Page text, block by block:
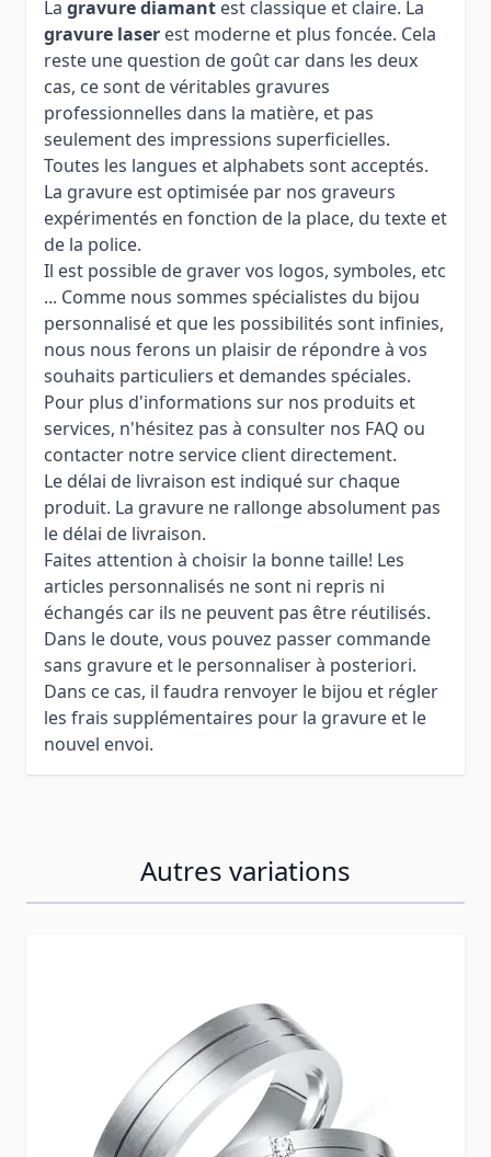
La gravure diamant est classique et claire. La
gravure laser est moderne et plus foncée. Cela
reste une question de goût car dans les deux
cas, ce sont de véritables gravures
professionnelles dans la matière, et pas
seulement des impressions superficielles.
Toutes les langues et alphabets sont acceptés.
La gravure est optimisée par nos graveurs
expérimentés en fonction de la place, du texte et
de la police.
Il est possible de graver vos logos, symboles, etc
... Comme nous sommes spécialistes du bijou
personnalisé et que les possibilités sont infinies,
nous nous ferons un plaisir de répondre à vos
souhaits particuliers et demandes spéciales.
Pour plus d'informations sur nos produits et
services, n'hésitez pas à consulter nos FAQ ou
contacter notre service client directement.
Le délai de livraison est indiqué sur chaque
produit. La gravure ne rallonge absolument pas
le délai de livraison.
Faites attention à choisir la bonne taille! Les
articles personnalisés ne sont ni repris ni
échangés car ils ne peuvent pas être réutilisés.
Dans le doute, vous pouvez passer commande
sans gravure et le personnaliser à posteriori.
Dans ce cas, il faudra renvoyer le bijou et régler
les frais supplémentaires pour la gravure et le
nouvel envoi.
Autres variations